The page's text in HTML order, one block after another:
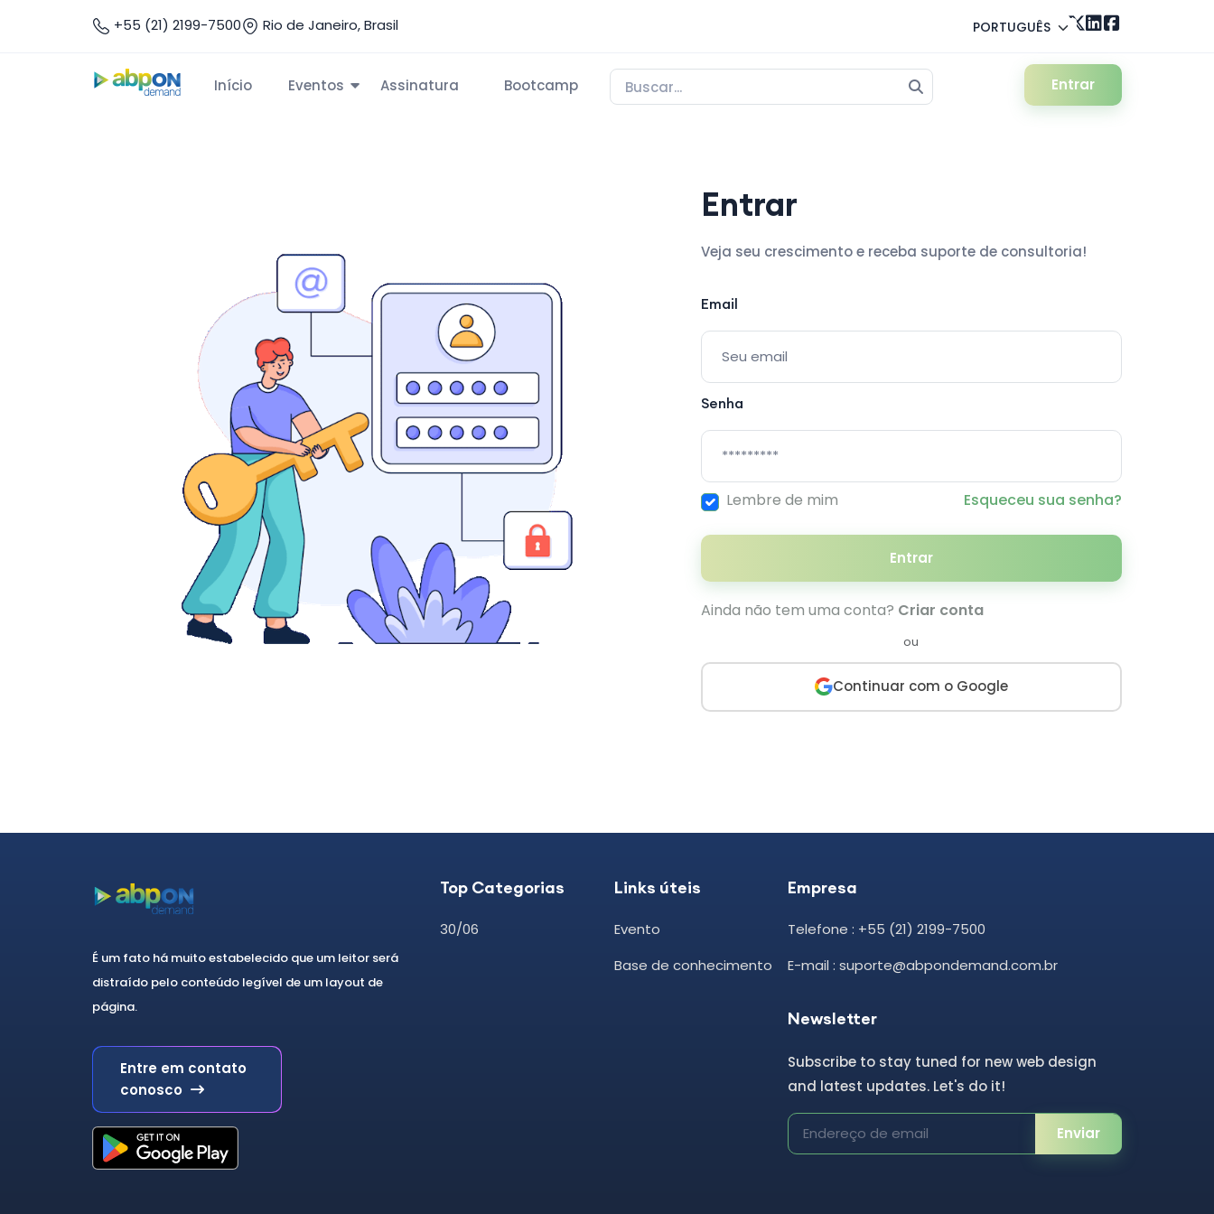
+55 (21) 2199-7500 Rio de Janeiro, Brasil PORTUGUÊS
Início Eventos Assinatura Bootcamp Entrar
Entrar
Veja seu crescimento e receba suporte de consultoria!
Email
Senha
Lembre de mim Esqueceu sua senha?
Entrar
Ainda não tem uma conta? Criar conta
ou
Continuar com o Google
É um fato há muito estabelecido que um leitor será
distraído pelo conteúdo legível de um layout de
página.
Entre em contato
conosco
Top Categorias
30/06
Links úteis
Evento
Base de conhecimento
Empresa
Telefone : +55 (21) 2199-7500
E-mail : suporte@abpondemand.com.br
Newsletter
Subscribe to stay tuned for new web design
and latest updates. Let's do it!
Enviar